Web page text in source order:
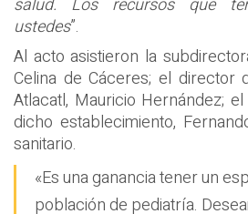
ustedes”.
Al acto asistieron la
Celina de Cáceres; el director
Atlacatl, Mauricio Hernández;
dicho establecimiento,
sanitario.
«Es una ganancia tener un
población de pediatría.